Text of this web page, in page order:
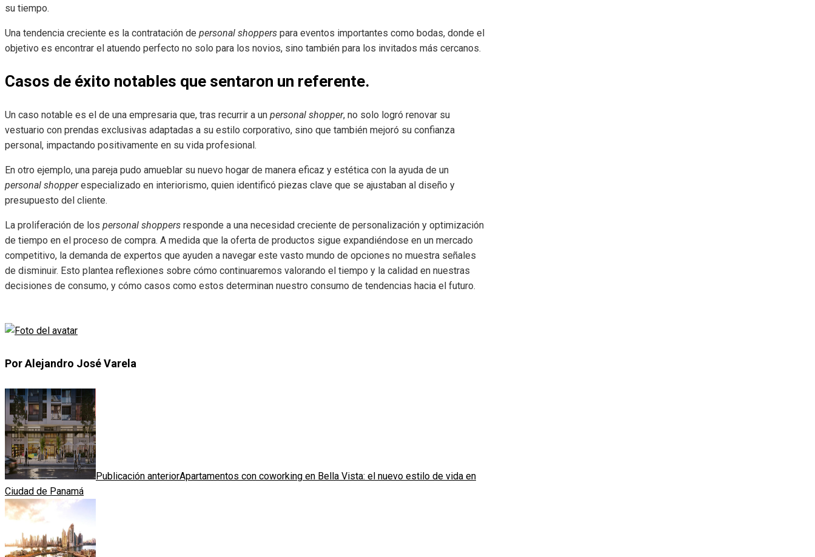
su tiempo.
Una tendencia creciente es la contratación de personal shoppers para eventos importantes como bodas, donde el
objetivo es encontrar el atuendo perfecto no solo para los novios, sino también para los invitados más cercanos.
Casos de éxito notables que sentaron un referente.
Un caso notable es el de una empresaria que, tras recurrir a un personal shopper, no solo logró renovar su
vestuario con prendas exclusivas adaptadas a su estilo corporativo, sino que también mejoró su confianza
personal, impactando positivamente en su vida profesional.
En otro ejemplo, una pareja pudo amueblar su nuevo hogar de manera eficaz y estética con la ayuda de un
personal shopperespecializado en interiorismo, quien identificó piezas clave que se ajustaban al diseño y
presupuesto del cliente.
La proliferación de los personal shoppers responde a una necesidad creciente de personalización y optimización
de tiempo en el proceso de compra. A medida que la oferta de productos sigue expandiéndose en un mercado
competitivo, la demanda de expertos que ayuden a navegar este vasto mundo de opciones no muestra señales
de disminuir. Esto plantea reflexiones sobre cómo continuaremos valorando el tiempo y la calidad en nuestras
decisiones de consumo, y cómo casos como estos determinan nuestro consumo de tendencias hacia el futuro.
Por Alejandro José Varela
Publicación anteriorApartamentos con coworking en Bella Vista: el nuevo estilo de vida en
Ciudad de Panamá